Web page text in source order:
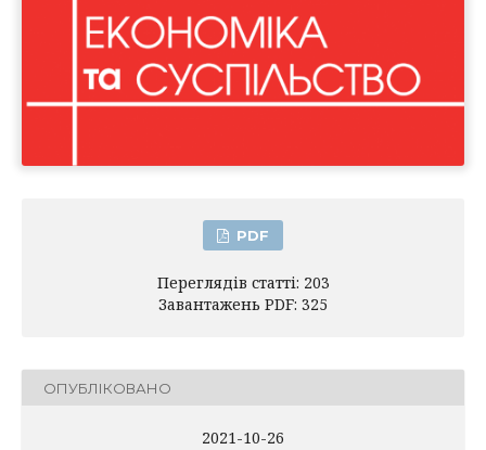
PDF
Переглядів статті: 203
Завантажень PDF: 325
ОПУБЛІКОВАНО
2021-10-26